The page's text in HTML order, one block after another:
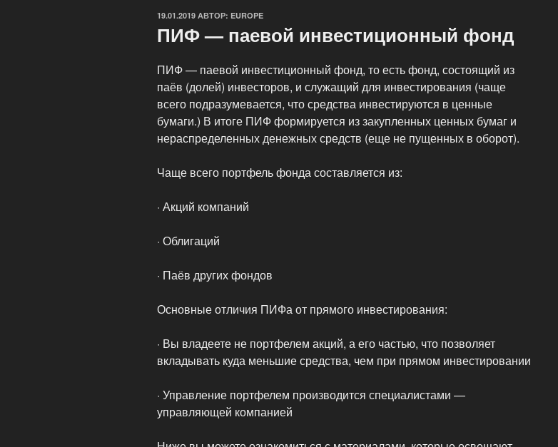
ОПУБЛИКОВАНО
19.01.2019 АВТОР: EUROPE
ПИФ — паевой инвестиционный фонд
ПИФ — паевой инвестиционный фонд, то есть фонд, состоящий из
паёв (долей) инвесторов, и служащий для инвестирования (чаще
всего подразумевается, что средства инвестируются в ценные
бумаги.) В итоге ПИФ формируется из закупленных ценных бумаг и
нераспределенных денежных средств (еще не пущенных в оборот).
Чаще всего портфель фонда составляется из:
· Акций компаний
· Облигаций
· Паёв других фондов
Основные отличия ПИФа от прямого инвестирования:
· Вы владеете не портфелем акций, а его частью, что позволяет
вкладывать куда меньшие средства, чем при прямом инвестировании
· Управление портфелем производится специалистами —
управляющей компанией